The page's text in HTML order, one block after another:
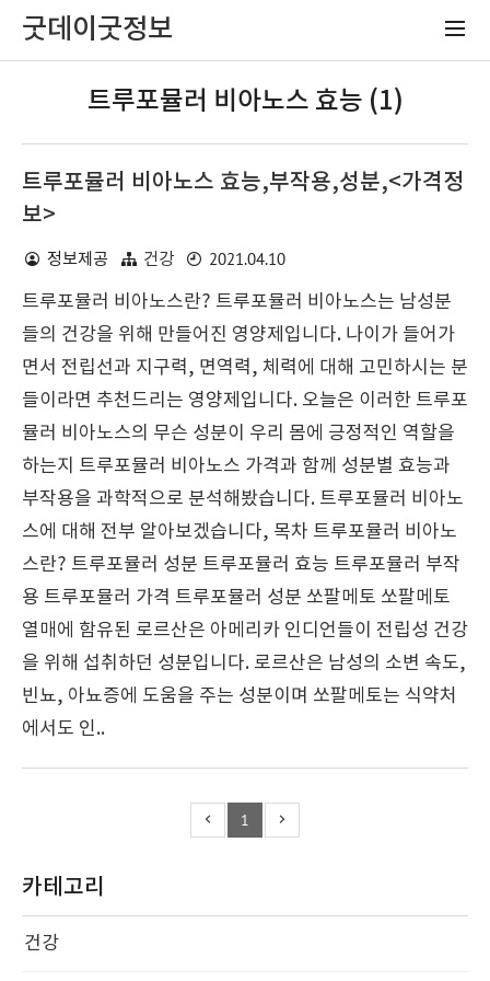
굿데이굿정보
트루포뮬러 비아노스 효능 (1)
트루포뮬러 비아노스 효능,부작용,성분,<가격정
보>
정보제공 건강
2021.04.10
트루포뮬러 비아노스란? 트루포뮬러 비아노스는 남성분
들의 건강을 위해 만들어진 영양제입니다. 나이가 들어가
면서 전립선과 지구력, 면역력, 체력에 대해 고민하시는 분
들이라면 추천드리는 영양제입니다. 오늘은 이러한 트루포
뮬러 비아노스의 무슨 성분이 우리 몸에 긍정적인 역할을
하는지 트루포뮬러 비아노스 가격과 함께 성분별 효능과
부작용을 과학적으로 분석해봤습니다. 트루포뮬러 비아노
스에 대해 전부 알아보겠습니다, 목차 트루포뮬러 비아노
스란? 트루포뮬러 성분 트루포뮬러 효능 트루포뮬러 부작
용 트루포뮬러 가격 트루포뮬러 성분 쏘팔메토 쏘팔메토
열매에 함유된 로르산은 아메리카 인디언들이 전립성 건강
을 위해 섭취하던 성분입니다. 로르산은 남성의 소변 속도,
빈뇨, 아뇨증에 도움을 주는 성분이며 쏘팔메토는 식약처
에서도 인..
1
카테고리
건강